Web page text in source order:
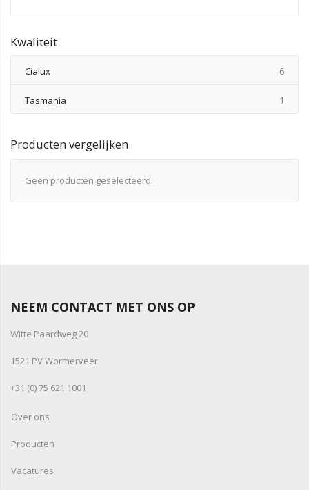
Kwaliteit
Cialux 6
Tasmania 1
Producten vergelijken
Geen producten geselecteerd.
NEEM CONTACT MET ONS OP
Witte Paardweg 20
1521 PV Wormerveer
+31 (0) 75 621 1001
Over ons
Producten
Vacatures